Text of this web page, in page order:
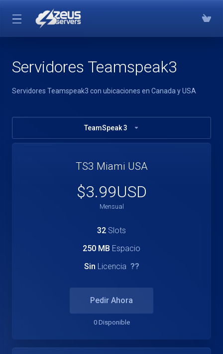
Servidores Teamspeak3
Servidores Teamspeak3 con ubicaciones en Canada y USA
TeamSpeak 3
TS3 Miami USA
$3.99USD
Mensual
32 Slots
250 MB Espacio
Sin Licencia ??
Pedir Ahora
0 Disponible